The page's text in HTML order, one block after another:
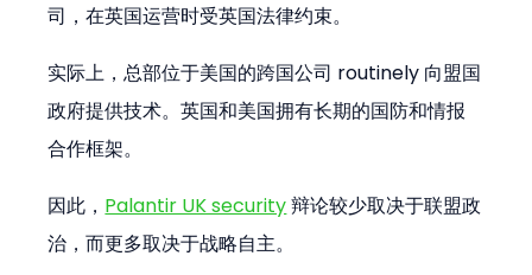
司，在英国运营时受英国法律约束。
实际上，总部位于美国的跨国公司 routinely 向盟国
政府提供技术。英国和美国拥有长期的国防和情报
合作框架。
因此， Palantir UK security 辩论较少取决于联盟政
治，而更多取决于战略自主。